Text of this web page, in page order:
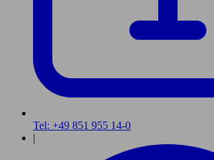
Tel: +49 851 955 14-0
|